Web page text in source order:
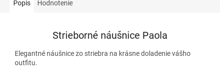
Popis Hodnotenie
Strieborné náušnice Paola
Elegantné náušnice zo striebra na krásne doladenie vášho
outfitu.